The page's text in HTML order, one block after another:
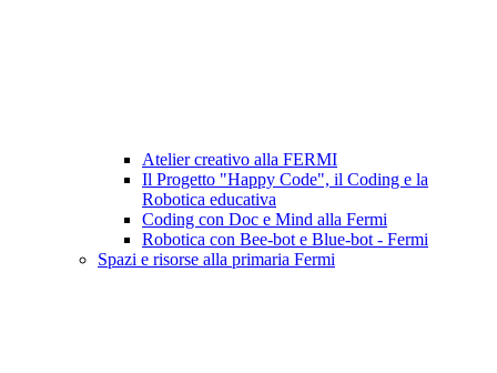
Atelier creativo alla FERMI
Il Progetto "Happy Code", il Coding e la
Robotica educativa
Coding con Doc e Mind alla Fermi
Robotica con Bee-bot e Blue-bot - Fermi
Spazi e risorse alla primaria Fermi